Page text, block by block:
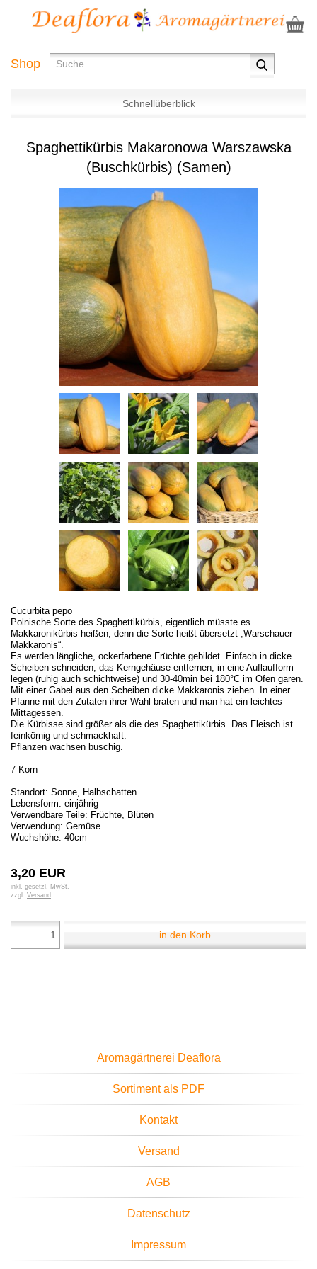
Shop
Schnellüberblick
Spaghettikürbis Makaronowa Warszawska
(Buschkürbis) (Samen)
Cucurbita pepo
Polnische Sorte des Spaghettikürbis, eigentlich müsste es
Makkaronikürbis heißen, denn die Sorte heißt übersetzt „Warschauer
Makkaronis“.
Es werden längliche, ockerfarbene Früchte gebildet. Einfach in dicke
Scheiben schneiden, das Kerngehäuse entfernen, in eine Auflaufform
legen (ruhig auch schichtweise) und 30-40min bei 180°C im Ofen garen.
Mit einer Gabel aus den Scheiben dicke Makkaronis ziehen. In einer
Pfanne mit den Zutaten ihrer Wahl braten und man hat ein leichtes
Mittagessen.
Die Kürbisse sind größer als die des Spaghettikürbis. Das Fleisch ist
feinkörnig und schmackhaft.
Pflanzen wachsen buschig.
7 Korn
Standort: Sonne, Halbschatten
Lebensform: einjährig
Verwendbare Teile: Früchte, Blüten
Verwendung: Gemüse
Wuchshöhe: 40cm
3,20 EUR
inkl. gesetzl. MwSt.
zzgl. Versand
in den Korb
Aromagärtnerei Deaflora
Sortiment als PDF
Kontakt
Versand
AGB
Datenschutz
Impressum